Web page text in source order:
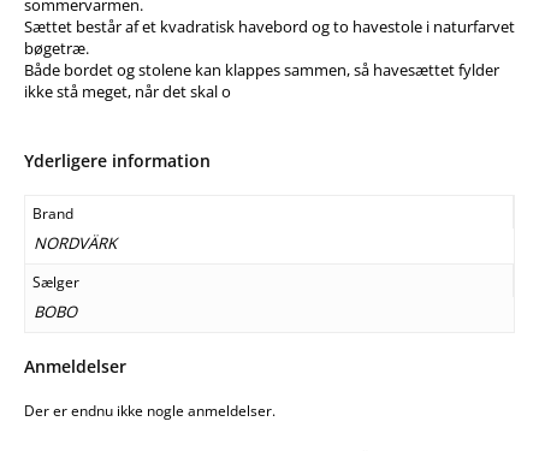
sommervarmen.
Sættet består af et kvadratisk havebord og to havestole i naturfarvet
bøgetræ.
Både bordet og stolene kan klappes sammen, så havesættet fylder
ikke stå meget, når det skal o
Yderligere information
Brand
NORDVÄRK
Sælger
BOBO
Anmeldelser
Der er endnu ikke nogle anmeldelser.